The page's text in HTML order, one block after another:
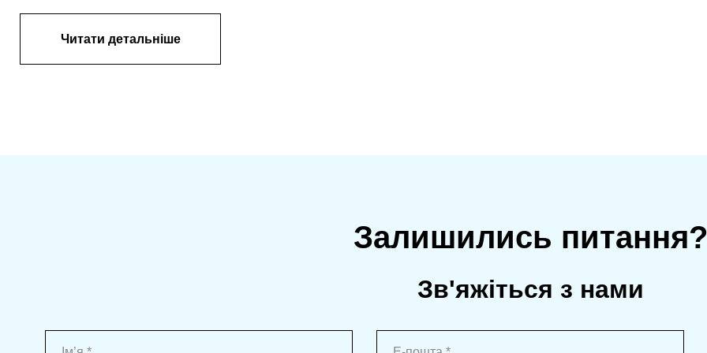
Читати детальніше
Залишились питання?
Зв'яжіться з нами